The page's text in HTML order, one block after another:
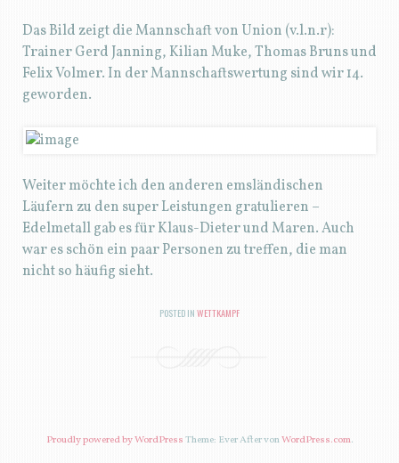
Das Bild zeigt die Mannschaft von Union (v.l.n.r):
Trainer Gerd Janning, Kilian Muke, Thomas Bruns und
Felix Volmer. In der Mannschaftswertung sind wir 14.
geworden.
Weiter möchte ich den anderen emsländischen
Läufern zu den super Leistungen gratulieren –
Edelmetall gab es für Klaus-Dieter und Maren. Auch
war es schön ein paar Personen zu treffen, die man
nicht so häufig sieht.
POSTED IN WETTKAMPF
Proudly powered by WordPressTheme: Ever After vonWordPress.com.